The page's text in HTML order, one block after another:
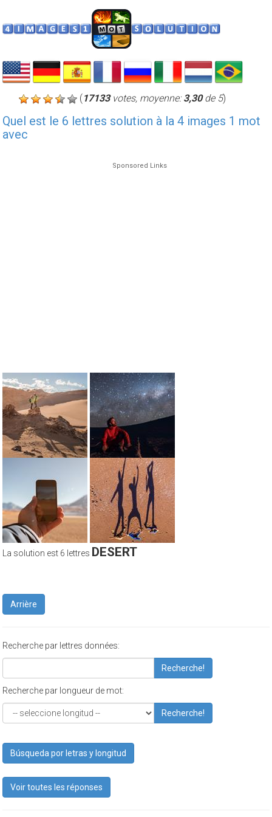
(17133votes, moyenne:3,30de 5)
Quel est le 6 lettres solution à la 4 images 1 mot
avec
Sponsored Links
La solution est 6 lettres DESERT
Arrière
Recherche par lettres données:
Recherche!
Recherche par longueur de mot:
Recherche!
Búsqueda por letras y longitud
Voir toutes les réponses